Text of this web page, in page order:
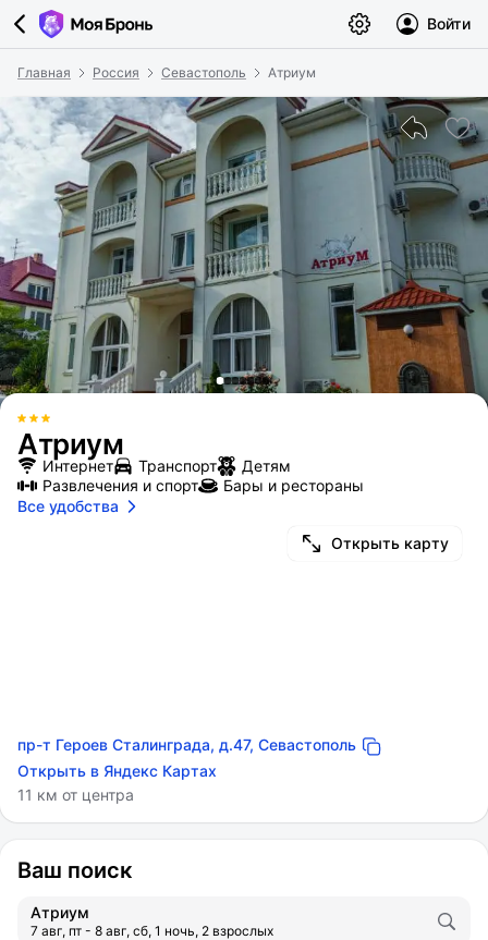
Войти
Главная Россия Севастополь Атриум
Атриум
Открыть карту
пр-т Героев Сталинграда, д.47, Севастополь
Открыть в Яндекс Картах
11 км от центра
Интернет Транспорт
Детям
Развлечения и спорт
Бары и рестораны
Все удобства
Ваш поиск
Атриум
7 авг, пт - 8 авг, сб, 1 ночь, 2 взрослых